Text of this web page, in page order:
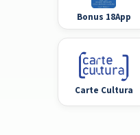
Bonus 18App
Carte Cultura